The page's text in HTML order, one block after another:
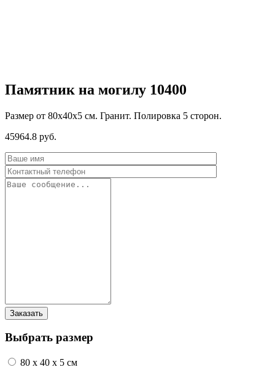
Памятник на могилу 10400
Размер от 80х40х5 см. Гранит. Полировка 5 сторон.
45964.8 руб.
Выбрать размер
80 x 40 x 5 см